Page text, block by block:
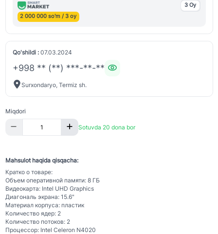
3 Oy
2 000 000 so'm / 3 oy
Qo'shildi :07.03.2024
+998 ** (**) ***-**-**
Surxondaryo, Termiz sh.
Miqdori
Sotuvda 20 dona bor
Mahsulot haqida qisqacha:
Кратко о товаре:
Объем оперативной памяти: 8 ГБ
Видеокарта: Intel UHD Graphics
Диагональ экрана: 15.6"
Материал корпуса: пластик
Количество ядер: 2
Количество потоков: 2
Процессор: Intel Celeron N4020